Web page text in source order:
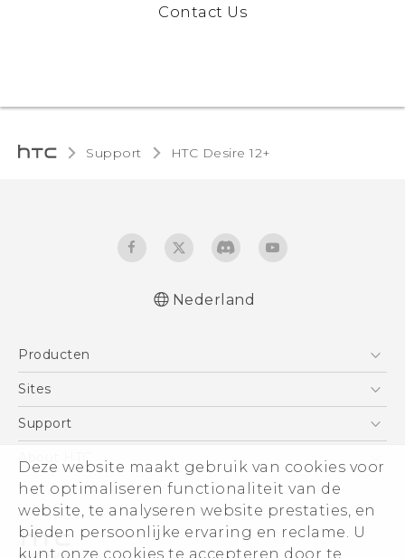
Deze website maakt gebruik van cookies voor
het optimaliseren functionaliteit van de
website, te analyseren website prestaties, en
bieden persoonlijke ervaring en reclame. U
kunt onze cookies te accepteren door te
Contact Us
Support HTC Desire 12+‎
Nederlands - Gebruikershandleiding
wettelijke voorschriften
Deutsch - Informationen zur Sicherheit und
behördliche Bestimmungen
Quick start guide
User manual
Nederland
Producten
Telefoons
Vive
Accessoires
Sites
HTC Vive
Aan de slag
Support
Support voor eCommerce
About HTC
ESG
Informatie over het bedrijf
Voor beleggers (engels)